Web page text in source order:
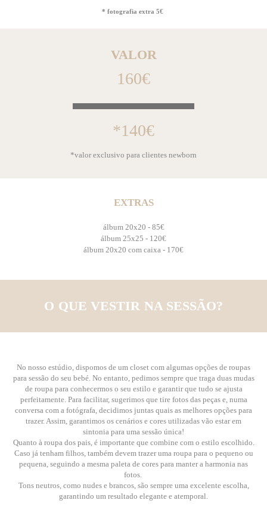
* fotografia extra 5€
VALOR
160€
*140€
*valor exclusivo para clientes newborn
EXTRAS
álbum 20x20 - 85€
álbum 25x25 - 120€
álbum 20x20 com caixa - 170€
O QUE VESTIR NA SESSÃO?
No nosso estúdio, dispomos de um closet com algumas opções de roupas
para sessão do seu bebé. No entanto, pedimos sempre que traga duas mudas
de roupa para conhecermos o seu estilo e garantir que tudo se ajusta
perfeitamente. Para facilitar, sugerimos que tire fotos das peças e, numa
conversa com a fotógrafa, decidimos juntas quais as melhores opções para
trazer. Assim, garantimos os cenários e cores utilizadas vão estar em
sintonia para uma sessão única!
Quanto à roupa dos pais, é importante que combine com o estilo escolhido.
Caso já tenham filhos, também devem trazer uma roupa para o pequeno ou
pequena, seguindo a mesma paleta de cores para manter a harmonia nas
fotos.
Tons neutros, como nudes e brancos, são sempre uma excelente escolha,
garantindo um resultado elegante e atemporal.